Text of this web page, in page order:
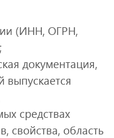
(ИНН, ОГРН,
документация,
выпускается
средствах
свойства, область